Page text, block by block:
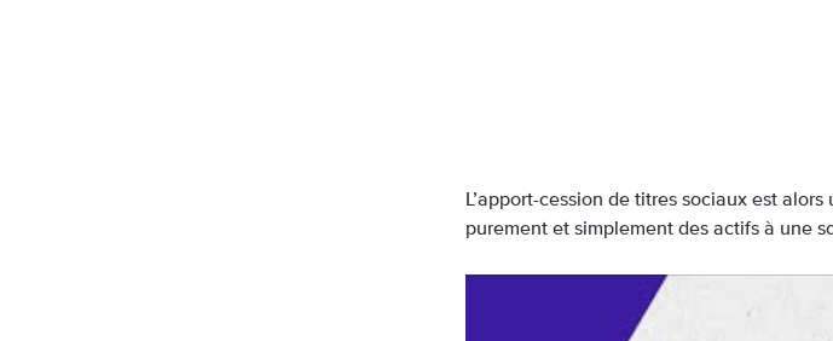
L’apport-cession de titres sociaux est alors
purement et simplement des actifs à une